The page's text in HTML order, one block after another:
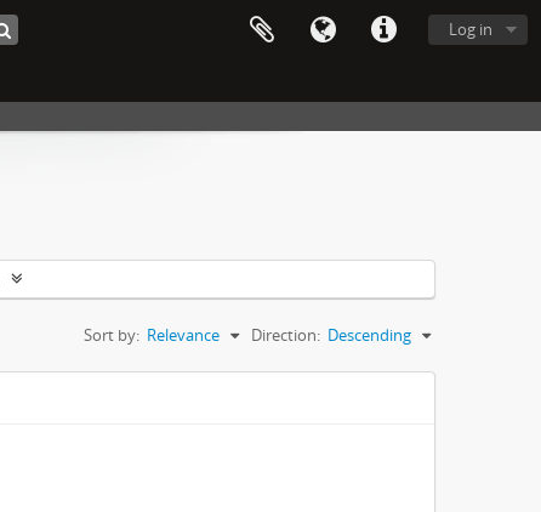
Log in
Sort by: Relevance Direction: Descending